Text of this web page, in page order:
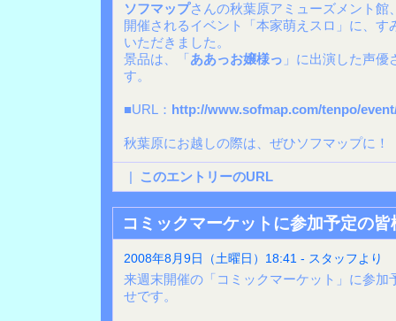
ソフマップさんの秋葉原アミューズメント館
開催されるイベント「本家萌えスロ」に、す
いただきました。
景品は、「ああっお嬢様っ 」に出演した声
す。
■URL： http://www.sofmap.com/tenpo/
秋葉原にお越しの際は、ぜひソフマップに！
| このエントリーのURL
コミックマーケットに参加予定の
2008年8月9日（土曜日）18:41 - スタッフより
来週末開催の「コミックマーケット」に参加
せです。